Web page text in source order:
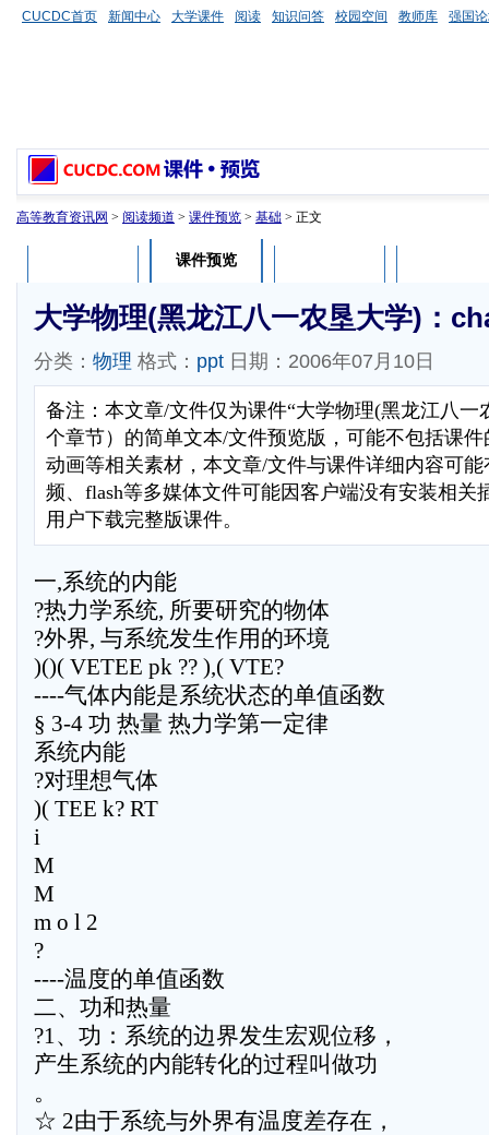
CUCDC首页 新闻中心 大学课件 阅读 知识问答 校园空间 教师库 强国
高等教育资讯网 > 阅读频道 > 课件预览 > 基础 > 正文
课件预览
大学物理(黑龙江八一农垦大学)：
分类： 物理 格式： ppt 日期：2006年07月10日
备注：本文章/文件仅为课件“大学物理(黑龙江八一
个章节）的简单文本/文件预览版，可能不包括课
动画等相关素材，本文章/文件与课件详细内容可
频、flash等多媒体文件可能因客户端没有安装相关
用户下载完整版课件。
一,系统的内能
?热力学系统, 所要研究的物体
?外界, 与系统发生作用的环境
)()( VETEE pk ?? ),( VTE?
----气体内能是系统状态的单值函数
§ 3-4 功 热量 热力学第一定律
系统内能
?对理想气体
)( TEE k? RT
i
M
M
m o l 2
?
----温度的单值函数
二、功和热量
?1、功：系统的边界发生宏观位移，
产生系统的内能转化的过程叫做功
。
☆ 2由于系统与外界有温度差存在，